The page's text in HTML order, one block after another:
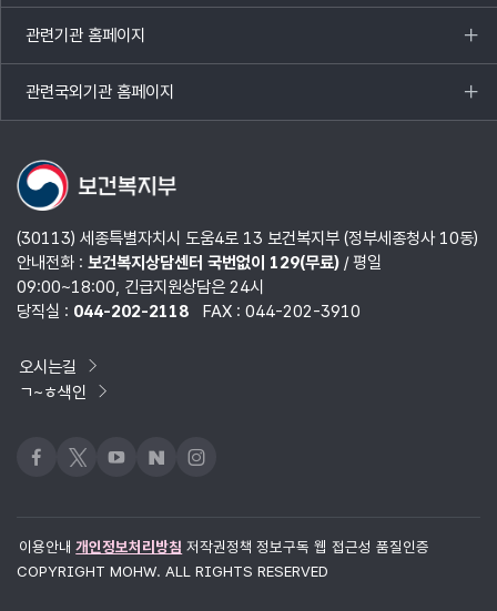
열기
관련기관 홈페이지
목록
열기
관련국외기관 홈페이지
목록
열기
(30113) 세종특별자치시 도움4로 13 보건복지부 (정부세종청사 10동)
안내전화 : 보건복지상담센터 국번없이 129(무료)/ 평일
09:00~18:00, 긴급지원상담은 24시
당직실 : 044-202-2118 FAX : 044-202-3910
오시는길
ㄱ~ㅎ색인
페이스북
x 유튜브네이버블로그
인스타그램
이용안내 개인정보처리방침 저작권정책 정보구독 웹 접근성 품질인증
COPYRIGHT MOHW. ALL RIGHTS RESERVED